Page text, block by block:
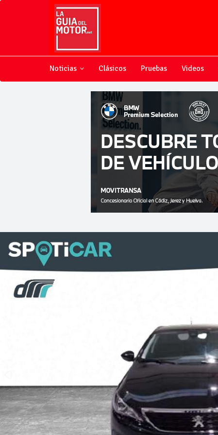
Noticias Clásicos Pruebas Videos